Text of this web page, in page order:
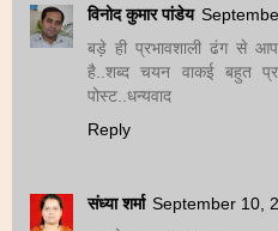
विनोद कुमार पांडेय
बड़े ही प्रभावशाली ढंग से
है..शब्द चयन वाकई बहुत
पोस्ट..धन्यवाद
Reply
संध्या शर्मा September 10,